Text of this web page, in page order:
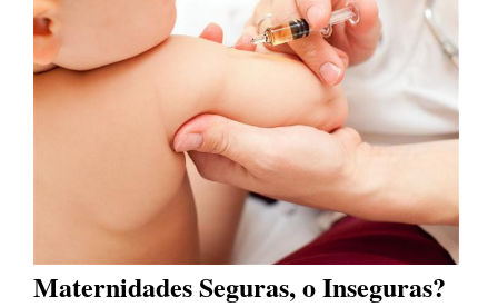
Maternidades Seguras, o Inseguras?